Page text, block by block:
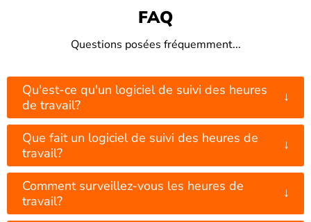
FAQ
Questions posées fréquemment...
Qu'est-ce qu'un logiciel de suivi des heures
de travail?
↓
Que fait un logiciel de suivi des heures de
travail?
↓
Comment surveillez-vous les heures de
travail?
↓